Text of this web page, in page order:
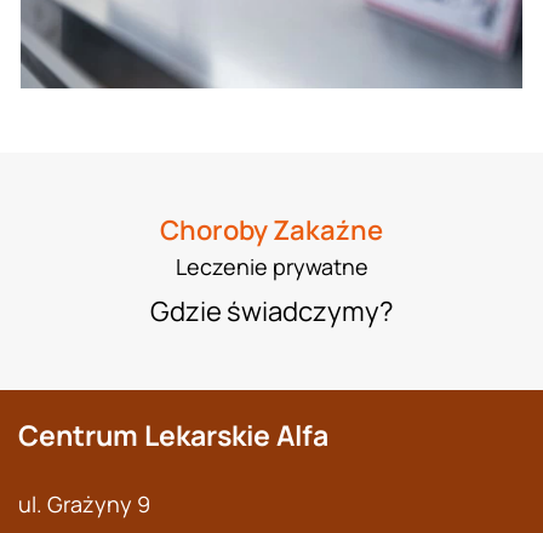
Choroby Zakaźne
Leczenie prywatne
Gdzie świadczymy?
Centrum Lekarskie Alfa
ul. Grażyny 9